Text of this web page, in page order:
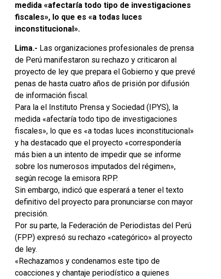
medida «afectaría todo tipo de investigaciones
fiscales», lo que es «a todas luces
inconstitucional».
Lima.- Las organizaciones profesionales de prensa
de Perú manifestaron su rechazo y criticaron al
proyecto de ley que prepara el Gobierno y que prevé
penas de hasta cuatro años de prisión por difusión
de información fiscal.
Para la el Instituto Prensa y Sociedad (IPYS), la
medida «afectaría todo tipo de investigaciones
fiscales», lo que es «a todas luces inconstitucional»
y ha destacado que el proyecto «correspondería
más bien a un intento de impedir que se informe
sobre los numerosos imputados del régimen»,
según recoge la emisora RPP.
Sin embargo, indicó que esperará a tener el texto
definitivo del proyecto para pronunciarse con mayor
precisión.
Por su parte, la Federación de Periodistas del Perú
(FPP) expresó su rechazo «categórico» al proyecto
de ley.
«Rechazamos y condenamos este tipo de
coacciones y chantaje periodístico a quienes